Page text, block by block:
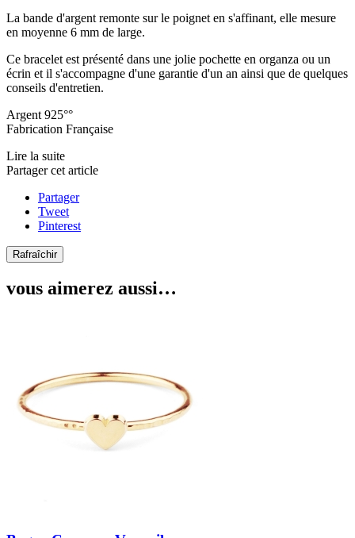
La bande d'argent remonte sur le poignet en s'affinant, elle mesure
en moyenne 6 mm de large.
Ce bracelet est présenté dans une jolie pochette en organza ou un
écrin et il s'accompagne d'une garantie d'un an ainsi que de quelques
conseils d'entretien.
Argent 925°°
Fabrication Française
Lire la suite
Partager cet article
Partager
Tweet
Pinterest
vous aimerez aussi…